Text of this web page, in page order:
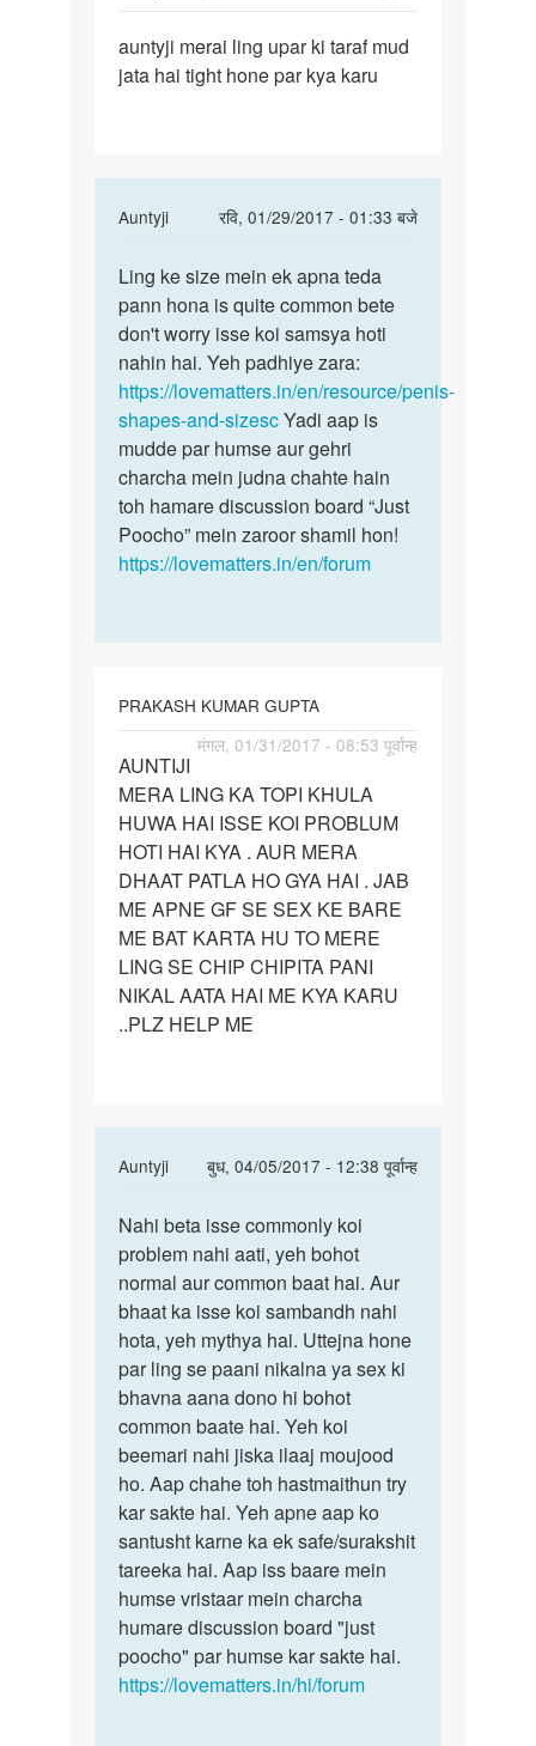
auntyji
merai
auntyji merai ling upar ki taraf mud
jata hai tight hone par kya karu
Auntyji
रवि, 01/29/2017 - 01:33 बजे
In
to
auntyji
merai
ling
upar
ki
by
Anonymous
Ling
ke
size
mein
ek
apna
Ling ke size mein ek apna teda
pann hona is quite common bete
don't worry isse koi samsya hoti
nahin hai. Yeh padhiye zara:
https://lovematters.in/en/resource/penis-
shapes-and-sizescYadi aap is
mudde par humse aur gehri
charcha mein judna chahte hain
toh hamare discussion board “Just
Poocho” mein zaroor shamil hon!
https://lovematters.in/en/forum
PRAKASH KUMAR GUPTA
मंगल, 01/31/2017 - 08:53 पूर्वान्ह
AUNTIJI
MERA
LING
KA
TOPI
AUNTIJI
MERA LING KA TOPI KHULA
HUWA HAI ISSE KOI PROBLUM
HOTI HAI KYA . AUR MERA
DHAAT PATLA HO GYA HAI . JAB
ME APNE GF SE SEX KE BARE
ME BAT KARTA HU TO MERE
LING SE CHIP CHIPITA PANI
NIKAL AATA HAI ME KYA KARU
..PLZ HELP ME
Auntyji
बुध, 04/05/2017 - 12:38 पूर्वान्ह
In
to
AUNTIJI
MERA
LING
KA
TOPI
by
PRAKASH
KUMAR
GUPTA
Nahi
beta
isse
commonly
koi
Nahi beta isse commonly koi
problem nahi aati, yeh bohot
normal aur common baat hai. Aur
bhaat ka isse koi sambandh nahi
hota, yeh mythya hai. Uttejna hone
par ling se paani nikalna ya sex ki
bhavna aana dono hi bohot
common baate hai. Yeh koi
beemari nahi jiska ilaaj moujood
ho. Aap chahe toh hastmaithun try
kar sakte hai. Yeh apne aap ko
santusht karne ka ek safe/surakshit
tareeka hai. Aap iss baare mein
humse vristaar mein charcha
humare discussion board "just
poocho" par humse kar sakte hai.
https://lovematters.in/hi/forum